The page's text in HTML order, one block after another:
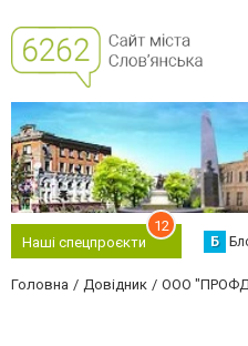
Наші спецпроєкти
12
Б
Головна Довідник ООО